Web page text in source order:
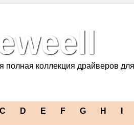
полная коллекция драйверов
C D E F G H